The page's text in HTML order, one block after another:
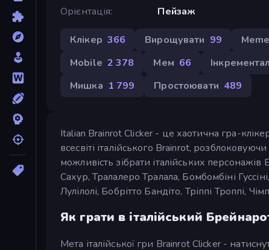
Орієнтація
Пейзаж
Клікер 366 Вирощувати 99
Mobile 2 378 Мем 66
Мишка 1 799 Простоювати 489
Italian Brainrot Clicker - це хаотична гра-
всесвіті італійського Brainrot,
можливість зібрати італійських
Сахур, Тралалеро Тралала, Бомбомбіні
Лулілолі, Бобрітто Бандіто, Тріппі Троппі,
Як грати в італійський
Мета італійської гри Brainrot Clicker -